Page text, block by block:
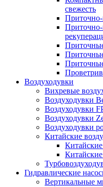
свежесть
Воздуходувки
Вихревые
Воздуходувки
Воздуходувки
Воздуходувки
Воздуходувки
Китайские
Гидравлические
Вертикальные